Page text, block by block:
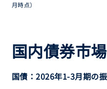
月時点）
国内債券市場
国債：2026年1-3月期の